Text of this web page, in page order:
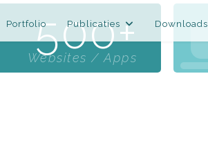
Portfolio Publicaties Downloads
500
Websites / Apps